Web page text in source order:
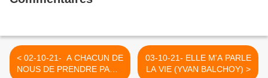
< 02-10-21- A CHACUN DE
NOUS DE PRENDRE PARTI
03-10-21- ELLE M'A PARLE
LA VIE (YVAN BALCHOY) >